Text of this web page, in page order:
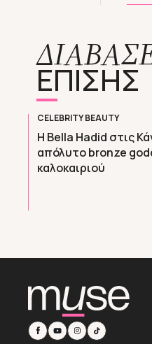
ΕΠΙΣΗΣ
CELEBRITY BEAUTY
Η Bella Hadid στις
απόλυτο bronze
καλοκαιριού